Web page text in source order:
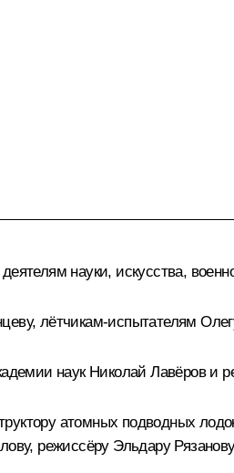
науки, искусства,
лётчикам-испытателям
наук Николай Лавёров и
атомных подводных
режиссёру Эльдару